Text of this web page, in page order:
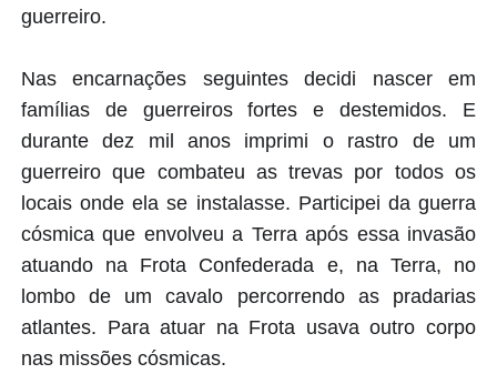
guerreiro.
Nas encarnações seguintes decidi nascer em
famílias de guerreiros fortes e destemidos. E
durante dez mil anos imprimi o rastro de um
guerreiro que combateu as trevas por todos os
locais onde ela se instalasse. Participei da guerra
cósmica que envolveu a Terra após essa invasão
atuando na Frota Confederada e, na Terra, no
lombo de um cavalo percorrendo as pradarias
atlantes. Para atuar na Frota usava outro corpo
nas missões cósmicas.